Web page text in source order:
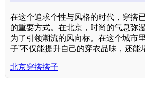
在这个追求个性与风格的时代，穿搭
的重要方式。在北京，时尚的气息弥
为了引领潮流的风向标。在这个城市
子”不仅能提升自己的穿衣品味，还能
北京穿搭搭子